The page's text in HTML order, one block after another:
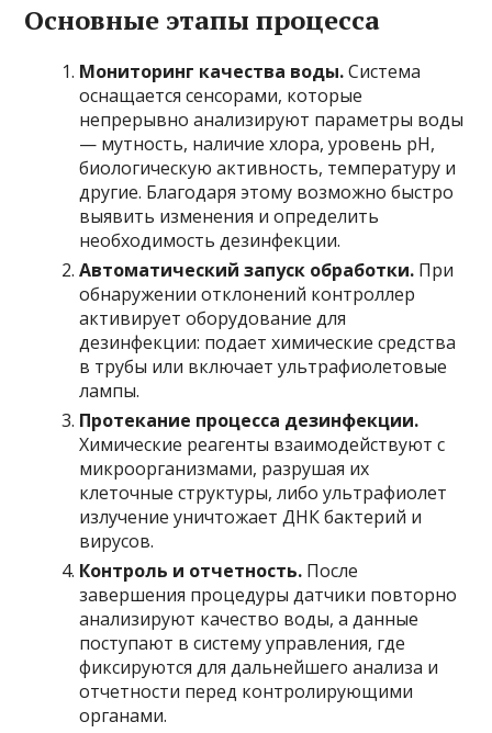
Основные этапы процесса
Мониторинг качества воды.Система
оснащается сенсорами, которые
непрерывно анализируют параметры воды
— мутность, наличие хлора, уровень pH,
биологическую активность, температуру и
другие. Благодаря этому возможно быстро
выявить изменения и определить
необходимость дезинфекции.
Автоматический запуск обработки. При
обнаружении отклонений контроллер
активирует оборудование для
дезинфекции: подает химические средства
в трубы или включает ультрафиолетовые
лампы.
Протекание процесса дезинфекции.
Химические реагенты взаимодействуют с
микроорганизмами, разрушая их
клеточные структуры, либо ультрафиолет
излучение уничтожает ДНК бактерий и
вирусов.
Контроль и отчетность. После
завершения процедуры датчики повторно
анализируют качество воды, а данные
поступают в систему управления, где
фиксируются для дальнейшего анализа и
отчетности перед контролирующими
органами.